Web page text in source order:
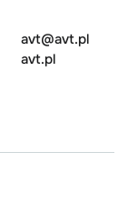
avt@avt.pl
avt.pl